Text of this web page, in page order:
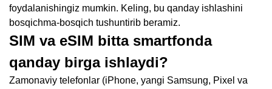
foydalanishingiz mumkin. Keling, bu qanday ishlashini
bosqichma-bosqich tushuntirib beramiz.
SIM va eSIM bitta smartfonda
qanday birga ishlaydi?
Zamonaviy telefonlar (iPhone, yangi Samsung, Pixel va